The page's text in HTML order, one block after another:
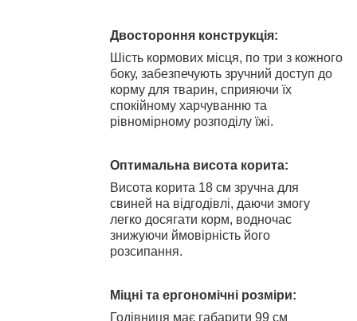
Двостороння конструкція:
Шість кормових місця, по три з кожного
боку, забезпечують зручний доступ до
корму для тварин, сприяючи їх
спокійному харчуванню та
рівномірному розподілу їжі.
Оптимальна висота корита:
Висота корита 18 см зручна для
свиней на відгодівлі, даючи змогу
легко досягати корм, водночас
знижуючи ймовірність його
розсипання.
Міцні та ергономічні розміри:
Годівниця має габарити 99 см